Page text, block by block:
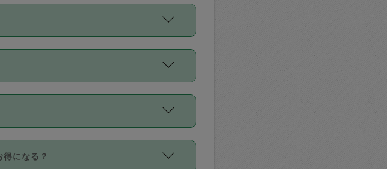
したい場合は、延長機能をご利用くださ
前に相談し、合意の上事前申請すること
はございません。
を選んで設定しています。
ビュー件数、レビューの平均値、などで
なっています。
JCB／AMERICAN EXPRESS／Diners
になる？